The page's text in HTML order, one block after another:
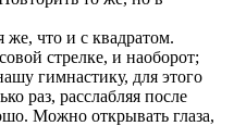
же, что и с квадратом.
стрелке, и наоборот;
гимнастику, для этого
раз, расслабляя после
Можно открывать глаза,